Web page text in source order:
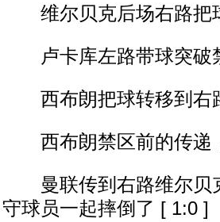
维尔贝克后场右路把
卢卡库左路带球突破
西布朗把球转移到右
西布朗禁区前的传递
曼联传到右路维尔贝
守球员一起摔倒了 [ 1:0 ]